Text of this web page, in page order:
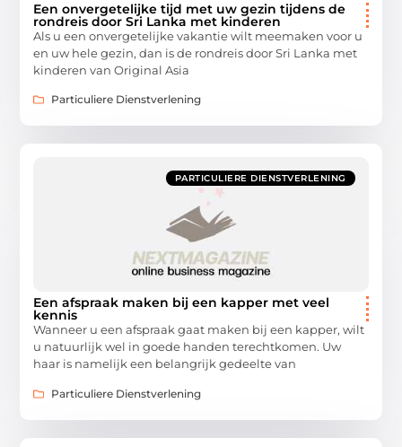
Een onvergetelijke tijd met uw gezin tijdens de
rondreis door Sri Lanka met kinderen
Als u een onvergetelijke vakantie wilt meemaken voor u
en uw hele gezin, dan is de rondreis door Sri Lanka met
kinderen van Original Asia
Particuliere Dienstverlening
PARTICULIERE DIENSTVERLENING
Een afspraak maken bij een kapper met veel
kennis
Wanneer u een afspraak gaat maken bij een kapper, wilt
u natuurlijk wel in goede handen terechtkomen. Uw
haar is namelijk een belangrijk gedeelte van
Particuliere Dienstverlening